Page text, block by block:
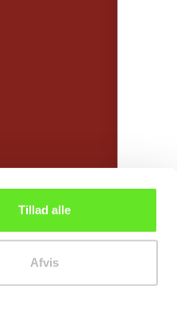
Tillad alle
Afvis